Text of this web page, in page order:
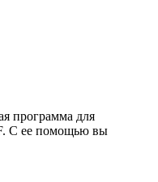
программа для
С ее помощью вы